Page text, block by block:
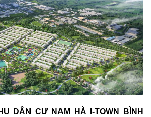
DÂN CƯ NAM HÀ I-TOWN BÌNH